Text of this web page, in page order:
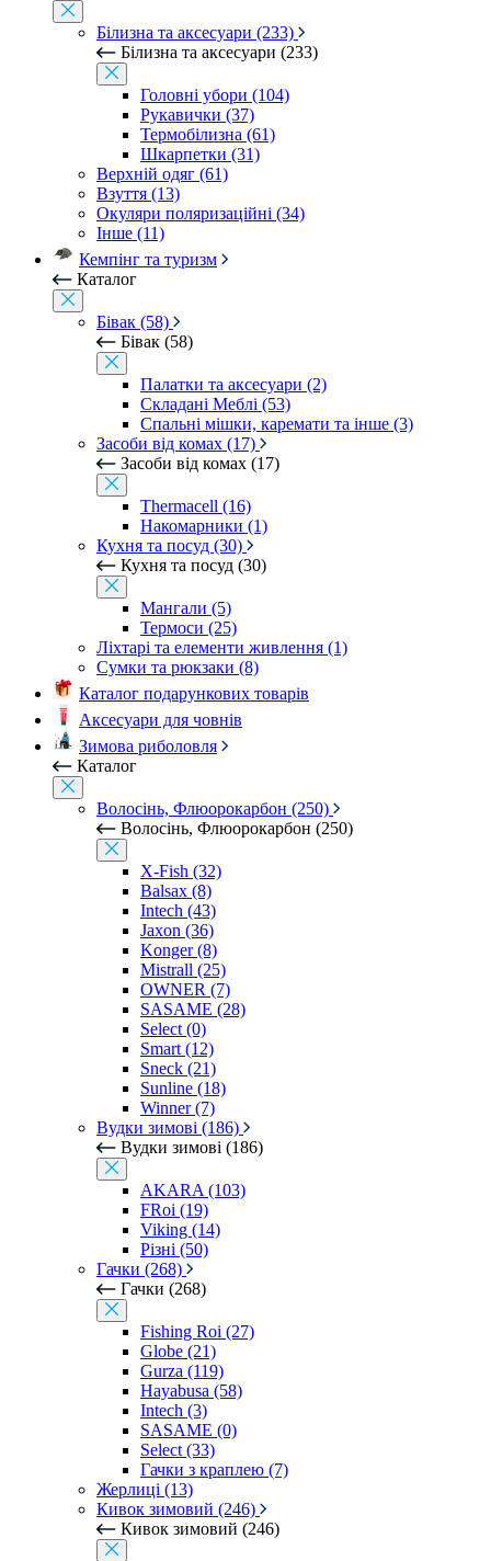
Білизна та аксесуари (233)
Білизна та аксесуари (233)
Головні убори (104)
Рукавички (37)
Термобілизна (61)
Шкарпетки (31)
Верхній одяг (61)
Взуття (13)
Окуляри поляризаційні (34)
Інше (11)
Кемпінг та туризм
Каталог
Бівак (58)
Бівак (58)
Палатки та аксесуари (2)
Складані Меблі (53)
Спальні мішки, каремати та інше (3)
Засоби від комах (17)
Засоби від комах (17)
Thermacell (16)
Накомарники (1)
Кухня та посуд (30)
Кухня та посуд (30)
Мангали (5)
Термоси (25)
Ліхтарі та елементи живлення (1)
Сумки та рюкзаки (8)
Каталог подарункових товарів
Аксесуари для човнів
Зимова риболовля
Каталог
Волосінь, Флюорокарбон (250)
Волосінь, Флюорокарбон (250)
X-Fish (32)
Balsax (8)
Intech (43)
Jaxon (36)
Konger (8)
Mistrall (25)
OWNER (7)
SASAME (28)
Select (0)
Smart (12)
Sneck (21)
Sunline (18)
Winner (7)
Вудки зимові (186)
Вудки зимові (186)
AKARA (103)
FRoi (19)
Viking (14)
Різні (50)
Гачки (268)
Гачки (268)
Fishing Roi (27)
Globe (21)
Gurza (119)
Hayabusa (58)
Intech (3)
SASAME (0)
Select (33)
Гачки з краплею (7)
Жерлиці (13)
Кивок зимовий (246)
Кивок зимовий (246)